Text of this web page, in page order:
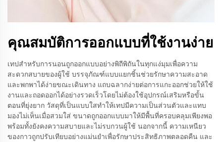
คุณสมบัติการออกแบบที่ใช้งานง่าย
เทปสำหรับการนอนถูกออกแบบอย่างพิถีพิถันในทุกแง่มุมเพื่อความ
สะดวกสบายของผู้ใช้ บรรจุภัณฑ์แบบแยกชิ้นช่วยรักษาความสะอาด
และพกพาได้ง่ายขณะเดินทาง แถบฉลากง่ายต่อการแกะออกช่วยให้ใช้
งานและถอดออกได้อย่างรวดเร็วโดยไม่ต้องใช้อุปกรณ์เสริมหรือขั้น
ตอนที่ยุ่งยาก วัสดุที่เป็นแบบใสทำให้เทปมีความเป็นส่วนตัวและแทบ
มองไม่เห็นเมื่อสวมใส่ ขนาดถูกออกแบบมาให้มีพื้นที่ครอบคลุมเพียงพอ
พร้อมทั้งยังคงความสบายและไม่รบกวนผู้ใช้ นอกจากนี้ ความเหนียว
ของกาวถูกปรับเทียบอย่างแม่นยำเพื่อรักษาประสิทธิภาพตลอดคืน และ